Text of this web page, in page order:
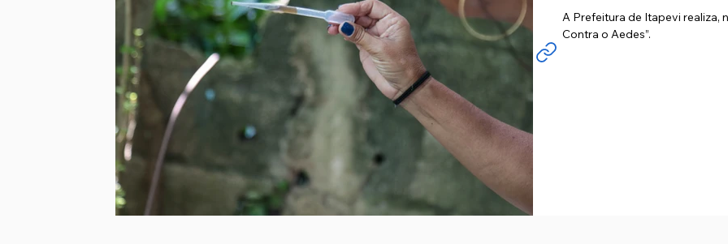
A Prefeitura de Itapevi realiza,
Contra o Aedes”.